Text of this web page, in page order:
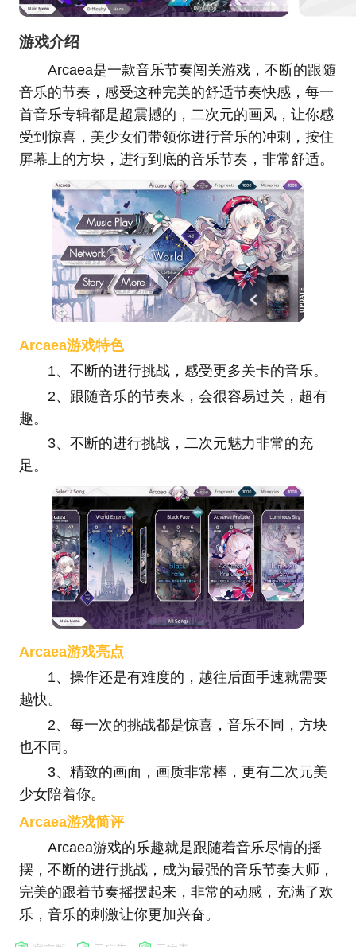
游戏介绍
Arcaea是一款音乐节奏闯关游戏，不断的跟随
音乐的节奏，感受这种完美的舒适节奏快感，每一
首音乐专辑都是超震撼的，二次元的画风，让你感
受到惊喜，美少女们带领你进行音乐的冲刺，按住
屏幕上的方块，进行到底的音乐节奏，非常舒适。
Arcaea游戏特色
1、不断的进行挑战，感受更多关卡的音乐。
2、跟随音乐的节奏来，会很容易过关，超有
趣。
3、不断的进行挑战，二次元魅力非常的充
足。
Arcaea游戏亮点
1、操作还是有难度的，越往后面手速就需要
越快。
2、每一次的挑战都是惊喜，音乐不同，方块
也不同。
3、精致的画面，画质非常棒，更有二次元美
少女陪着你。
Arcaea游戏简评
Arcaea游戏的乐趣就是跟随着音乐尽情的摇
摆，不断的进行挑战，成为最强的音乐节奏大师，
完美的跟着节奏摇摆起来，非常的动感，充满了欢
乐，音乐的刺激让你更加兴奋。